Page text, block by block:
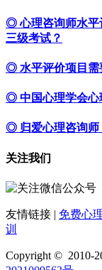
◎ 心理咨询师水平
三级考试？
◎ 水平评价项目需
◎ 中国心理学会心
◎ 归爱心理咨询师
关注我们
友情链接 | 免费心
训
Copyright © 2010-